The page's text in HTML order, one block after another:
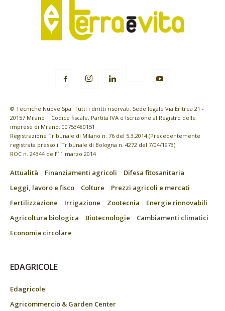
© Tecniche Nuove Spa. Tutti i diritti riservati. Sede legale Via Eritrea 21 -
20157 Milano | Codice fiscale, Partita IVA e Iscrizione al Registro delle
imprese di Milano: 00753480151
Registrazione Tribunale di Milano n. 76 del 5.3.2014 (Precedentemente
registrata presso il Tribunale di Bologna n. 4272 del 7/04/1973)
ROC n. 24344 dell’11 marzo 2014
Attualità Finanziamenti agricoli
Difesa fitosanitaria
Leggi, lavoro e fisco
Colture
Prezzi agricoli e mercati
Fertilizzazione
Irrigazione Zootecnia
Energie rinnovabili
Agricoltura biologica
Biotecnologie
Cambiamenti climatici
Economia circolare
EDAGRICOLE
Edagricole
Agricommercio & Garden Center